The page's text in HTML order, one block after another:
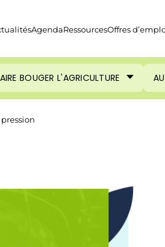
AgendaRessourcesOffres
BOUGER L'AGRICULTURE
pression